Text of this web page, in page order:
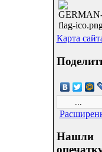
Карта
Нашли